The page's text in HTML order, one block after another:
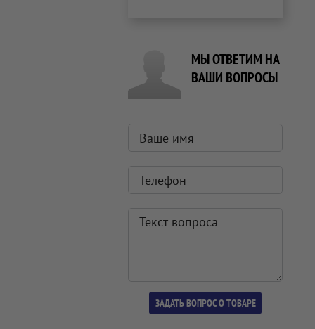
МЫ ОТВЕТИМ НА
ВАШИ ВОПРОСЫ